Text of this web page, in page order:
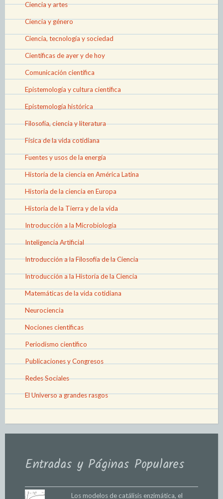
Ciencia y artes
Ciencia y género
Ciencia, tecnología y sociedad
Científicas de ayer y de hoy
Comunicación científica
Epistemología y cultura científica
Epistemología histórica
Filosofía, ciencia y literatura
Física de la vida cotidiana
Fuentes y usos de la energía
Historia de la ciencia en América Latina
Historia de la ciencia en Europa
Historia de la Tierra y de la vida
Introducción a la Microbiología
Inteligencia Artificial
Introducción a la Filosofía de la Ciencia
Introducción a la Historia de la Ciencia
Matemáticas de la vida cotidiana
Neurociencia
Nociones científicas
Periodismo científico
Publicaciones y Congresos
Redes Sociales
El Universo a grandes rasgos
Entradas y Páginas Populares
Los modelos de catálisis enzimática, el